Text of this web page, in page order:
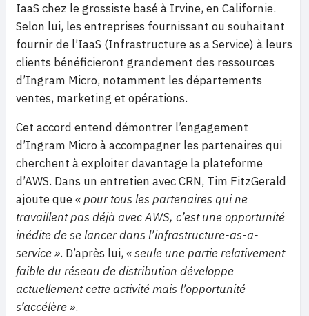
IaaS chez le grossiste basé à Irvine, en Californie.
Selon lui, les entreprises fournissant ou souhaitant
fournir de l’IaaS (Infrastructure as a Service) à leurs
clients bénéficieront grandement des ressources
d’Ingram Micro, notamment les départements
ventes, marketing et opérations.
Cet accord entend démontrer l’engagement
d’Ingram Micro à accompagner les partenaires qui
cherchent à exploiter davantage la plateforme
d’AWS. Dans un entretien avec CRN, Tim FitzGerald
ajoute que« pour tous les partenaires qui ne
travaillent pas déjà avec AWS, c’est une opportunité
inédite de se lancer dans l’infrastructure-as-a-
service ». D’après lui, « seule une partie relativement
faible du réseau de distribution développe
actuellement cette activité mais l’opportunité
s’accélère ».